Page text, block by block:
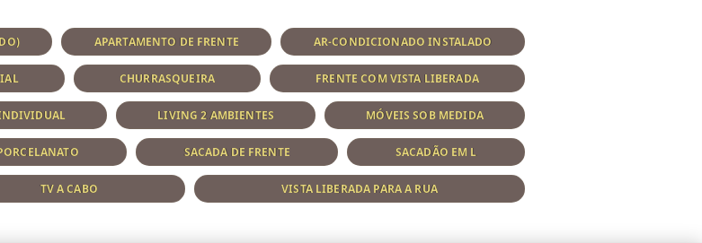
APARTAMENTO DE FRENTE AR-CONDICIONADO INSTALADO
CHURRASQUEIRA FRENTE COM VISTA LIBERADA
LIVING 2 AMBIENTES MÓVEIS SOB MEDIDA
SACADA DE FRENTE SACADÃO EM L
TV A CABO VISTA LIBERADA PARA A RUA